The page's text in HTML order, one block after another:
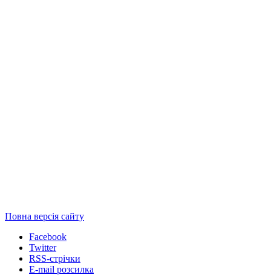
Повна версія сайту
Facebook
Twitter
RSS-стрічки
E-mail розсилка